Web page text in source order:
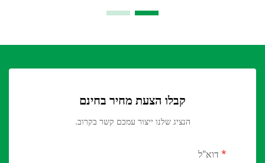
קבלו הצעת מחיר בחינם
הנציג שלנו ייצור עמכם קשר בקרוב.
דוא"ל